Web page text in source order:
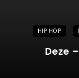
HIP HOP
Deze